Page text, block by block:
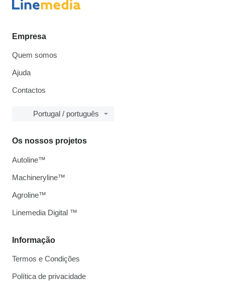
Empresa
Quem somos
Ajuda
Contactos
Portugal / português
Informação
Termos e Condições
Política de privacidade
Os nossos projetos
Autoline™
Machineryline™
Agroline™
Linemedia Digital ™